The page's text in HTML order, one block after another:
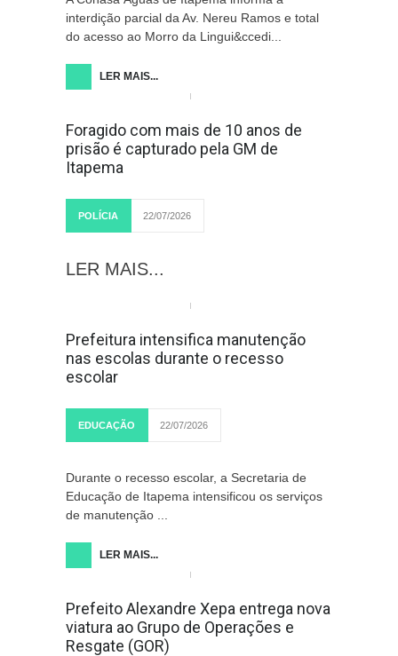
interdição parcial da Av. Nereu Ramos e total
do acesso ao Morro da Lingui&ccedi...
LER MAIS...
Foragido com mais de 10 anos de
prisão é capturado pela GM de
Itapema
POLÍCIA 22/07/2026
LER MAIS...
Prefeitura intensifica manutenção
nas escolas durante o recesso
escolar
EDUCAÇÃO 22/07/2026
Durante o recesso escolar, a Secretaria de
Educação de Itapema intensificou os serviços
de manutenção ...
LER MAIS...
Prefeito Alexandre Xepa entrega nova
viatura ao Grupo de Operações e
Resgate (GOR)